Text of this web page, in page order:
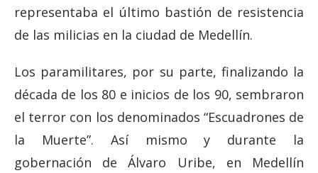
representaba el último bastión de resistencia
de las milicias en la ciudad de Medellín.
Los paramilitares, por su parte, finalizando la
década de los 80 e inicios de los 90, sembraron
el terror con los denominados “Escuadrones de
la Muerte”. Así mismo y durante la
gobernación de Álvaro Uribe, en Medellín